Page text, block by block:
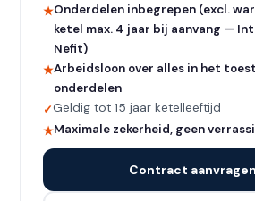
Onderdelen inbegrepen (excl.
ketel max. 4 jaar bij aanvang —
Nefit)
Arbeidsloon over alles in het
onderdelen
Geldig tot 15 jaar ketelleeftijd
Maximale zekerheid, geen
Contract